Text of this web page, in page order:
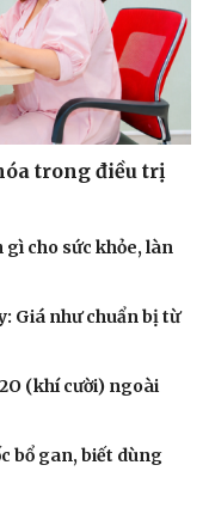
trong điều trị
gì cho sức khỏe, làn
Giá như chuẩn bị từ
(khí cười) ngoài
bổ gan, biết dùng